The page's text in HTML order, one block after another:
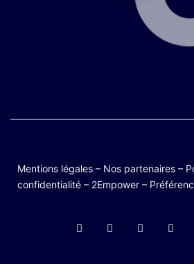
Mentions légales – Nos partenaires –
confidentialité – 2Empower –